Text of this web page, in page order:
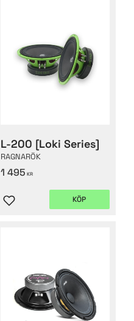
L-200 [Loki Series]
RAGNARÖK
1 495 KR
Lägg till i favoriter
KÖP